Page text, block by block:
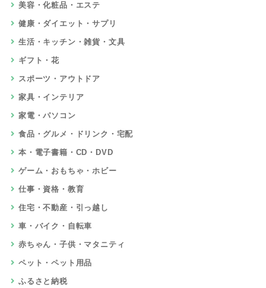
美容・化粧品・エステ
健康・ダイエット・サプリ
生活・キッチン・雑貨・文具
ギフト・花
スポーツ・アウトドア
家具・インテリア
家電・パソコン
食品・グルメ・ドリンク・宅配
本・電子書籍・CD・DVD
ゲーム・おもちゃ・ホビー
仕事・資格・教育
住宅・不動産・引っ越し
車・バイク・自転車
赤ちゃん・子供・マタニティ
ペット・ペット用品
ふるさと納税